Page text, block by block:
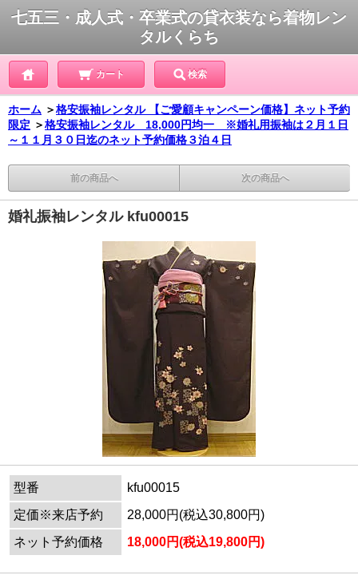
七五三・成人式・卒業式の貸衣装なら着物レン
タルくらち
カート 検索
ホーム ＞格安振袖レンタル 【ご愛顧キャンペーン価格】ネット予約
限定 ＞格安振袖レンタル 18,000円均一 ※婚礼用振袖は２月１日
～１１月３０日迄のネット予約価格３泊４日
前の商品へ 次の商品へ
婚礼振袖レンタル kfu00015
型番
kfu00015
定価※来店予約
28,000円(税込30,800円)
ネット予約価格
18,000円(税込19,800円)